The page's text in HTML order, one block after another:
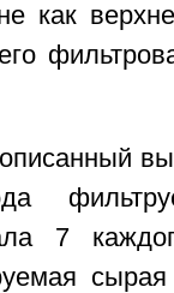
как
7